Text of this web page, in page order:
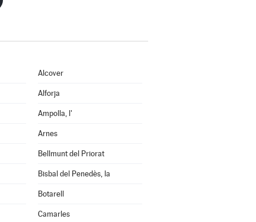
Alcover
Alforja
Ampolla, l'
Arnes
Bellmunt del Priorat
Bisbal del Penedès, la
Botarell
Camarles